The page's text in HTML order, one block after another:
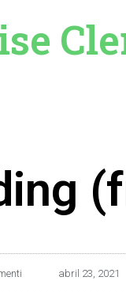
abril 23, 2021